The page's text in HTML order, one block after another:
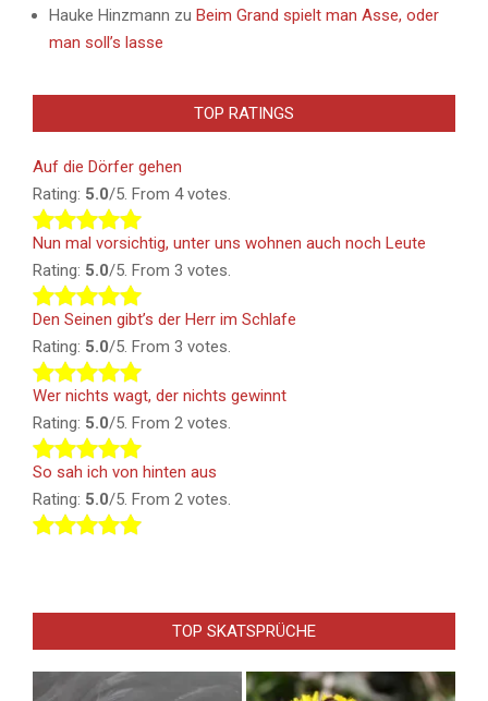
Hauke Hinzmann zu Beim Grand spielt man Asse, oder
man soll’s lasse
TOP RATINGS
Auf die Dörfer gehen
Rating: 5.0/5. From 4 votes.
Nun mal vorsichtig, unter uns wohnen auch noch Leute
Rating: 5.0/5. From 3 votes.
Den Seinen gibt’s der Herr im Schlafe
Rating: 5.0/5. From 3 votes.
Wer nichts wagt, der nichts gewinnt
Rating: 5.0/5. From 2 votes.
So sah ich von hinten aus
Rating: 5.0/5. From 2 votes.
TOP SKATSPRÜCHE